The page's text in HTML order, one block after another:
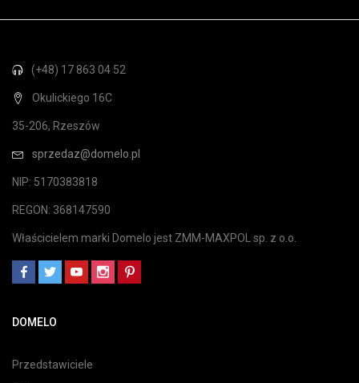
(+48) 17 863 04 52
Okulickiego 16C
35-206, Rzeszów
sprzedaz@domelo.pl
NIP: 5170383818
REGON: 368147590
Właścicielem marki Domelo jest ZMM-MAXPOL sp. z o.o.
DOMELO
Przedstawiciele